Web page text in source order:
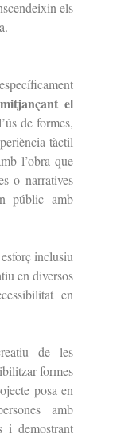
els
el
de formes,
tàctil
l’obra que
o narratives
públic amb
inclusiu
en diversos
en
de les
formes
posa en
amb
i demostrant